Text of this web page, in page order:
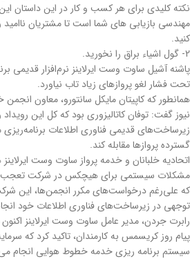
نکته کلیدی برای هر کسب و کار در این
مهندسی بازیابی های شما است تا مشتریان
کنید.
2- گول اشیاء براق را نخورید.
پاشنه آشیل ساوت وست ایرلاینز نرم‌افزار قدیمی
تحت فشار لغو پروازهای زیاد تاب نیاورد.
همانطور که کاپیتان مایکل سانتورو، معاون
نیوز گفت: توفان کاتالیزوری بود که کل این
زیرساخت‌های قدیمی فناوری اطلاعات برنامه‌ریزی
گسترده‌ پروازها مقابله کند.
اتحادیه خلبانان و خدمه پرواز ساوت وست
مشکلات سیستمی برای هیچکس در شرکت تعجب
که علی‌رغم درخواست‌های مکرر انجمن‌ها، این
توجهی در زیرساخت‌های فناوری اطلاعات خود
رابرت جردن، مدیر عامل ساوت وست ایرلاینز اکنون
پیام روز کریسمس به کارمندان، تاکید کرد که
سیستم برنامه ریزی خدمه خطوط هوایی انجام